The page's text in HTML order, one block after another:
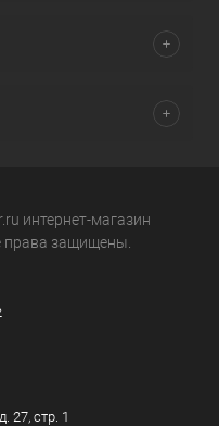
интернет-магазин
права защищены.
27, стр. 1